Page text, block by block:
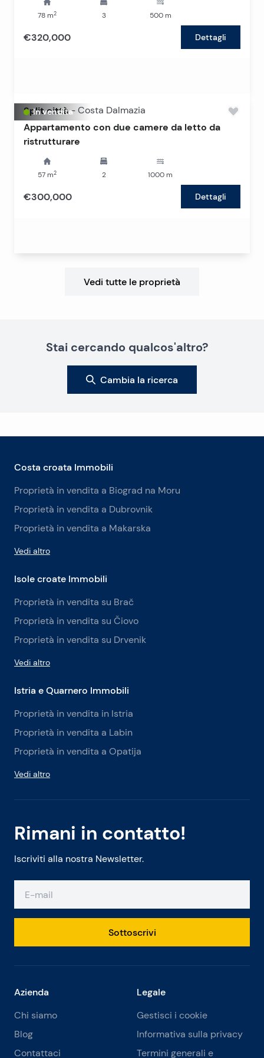
78 m2 3 500m
€320,000 Dettagli
In vendita
Split città - Costa Dalmazia
Appartamento con due camere da letto da
ristrutturare
57 m2 2 1000 m
€300,000 Dettagli
Vedi tutte le proprietà
Stai cercando qualcos'altro?
Cambia la ricerca
Rimani in contatto!
Iscriviti alla nostra Newsletter.
Sottoscrivi
Costa croata Immobili
Proprietà in vendita a Biograd na Moru
Proprietà in vendita a Dubrovnik
Proprietà in vendita a Makarska
Vedi altro
Isole croate Immobili
Proprietà in vendita su Brač
Proprietà in vendita su Čiovo
Proprietà in vendita su Drvenik
Vedi altro
Istria e Quarnero Immobili
Proprietà in vendita in Istria
Proprietà in vendita a Labin
Proprietà in vendita a Opatija
Vedi altro
Azienda
Chi siamo
Blog
Contattaci
Legale
Gestisci i cookie
Informativa sulla privacy
Termini generali e